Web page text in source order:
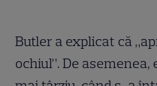
Butler a explicat că
ochiul”. De